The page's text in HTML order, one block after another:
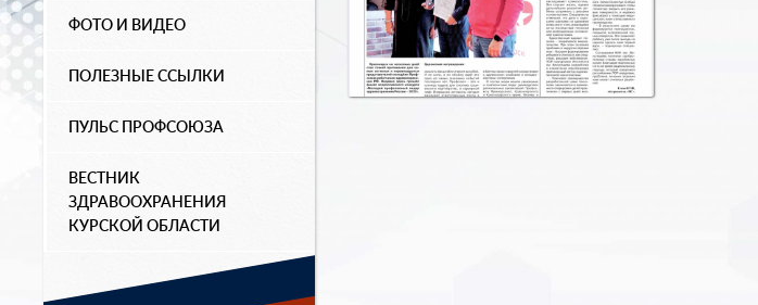
ФОТО И ВИДЕО
ПОЛЕЗНЫЕ ССЫЛКИ
ПУЛЬС ПРОФСОЮЗА
ВЕСТНИК
ЗДРАВООХРАНЕНИЯ
КУРСКОЙ ОБЛАСТИ